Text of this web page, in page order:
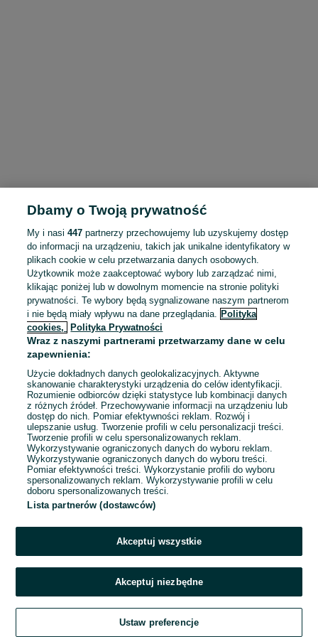
To ogłoszenie nie jest już dostępne
Przejdź na stronę główną
Dbamy o Twoją prywatność
My i nasi447 partnerzy przechowujemy lub uzyskujemy dostęp
do informacji na urządzeniu, takich jak unikalne identyfikatory w
plikach cookie w celu przetwarzania danych osobowych.
Użytkownik może zaakceptować wybory lub zarządzać nimi,
klikając poniżej lub w dowolnym momencie na stronie polityki
prywatności. Te wybory będą sygnalizowane naszym partnerom
i nie będą miały wpływu na dane przeglądania. Polityka
cookies,
Polityka Prywatności
Wraz z naszymi partnerami przetwarzamy dane w celu
zapewnienia:
Użycie dokładnych danych geolokalizacyjnych. Aktywne
skanowanie charakterystyki urządzenia do celów identyfikacji.
Rozumienie odbiorców dzięki statystyce lub kombinacji danych
z różnych źródeł. Przechowywanie informacji na urządzeniu lub
dostęp do nich. Pomiar efektywności reklam. Rozwój i
ulepszanie usług. Tworzenie profili w celu personalizacji treści.
Tworzenie profili w celu spersonalizowanych reklam.
Wykorzystywanie ograniczonych danych do wyboru reklam.
Wykorzystywanie ograniczonych danych do wyboru treści.
Pomiar efektywności treści. Wykorzystanie profili do wyboru
spersonalizowanych reklam. Wykorzystywanie profili w celu
doboru spersonalizowanych treści.
Lista partnerów (dostawców)
Akceptuj wszystkie
Akceptuj niezbędne
Ustaw preferencje